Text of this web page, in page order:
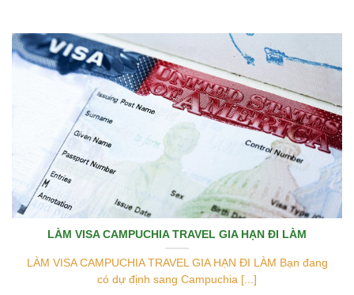
LÀM VISA CAMPUCHIA TRAVEL GIA HẠN ĐI LÀM
LÀM VISA CAMPUCHIA TRAVEL GIA HẠN ĐI LÀM Bạn đang
có dự định sang Campuchia [...]